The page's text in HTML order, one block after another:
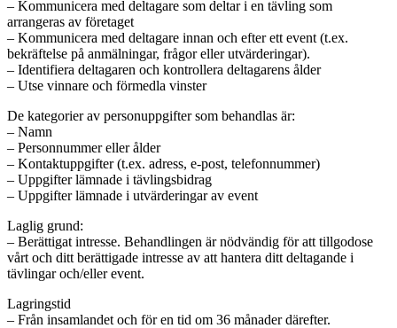
– Kommunicera med deltagare som deltar i en tävling som
arrangeras av företaget
– Kommunicera med deltagare innan och efter ett event (t.ex.
bekräftelse på anmälningar, frågor eller utvärderingar).
– Identifiera deltagaren och kontrollera deltagarens ålder
– Utse vinnare och förmedla vinster
De kategorier av personuppgifter som behandlas är:
– Namn
– Personnummer eller ålder
– Kontaktuppgifter (t.ex. adress, e-post, telefonnummer)
– Uppgifter lämnade i tävlingsbidrag
– Uppgifter lämnade i utvärderingar av event
Laglig grund:
– Berättigat intresse. Behandlingen är nödvändig för att tillgodose
vårt och ditt berättigade intresse av att hantera ditt deltagande i
tävlingar och/eller event.
Lagringstid
– Från insamlandet och för en tid om 36 månader därefter.